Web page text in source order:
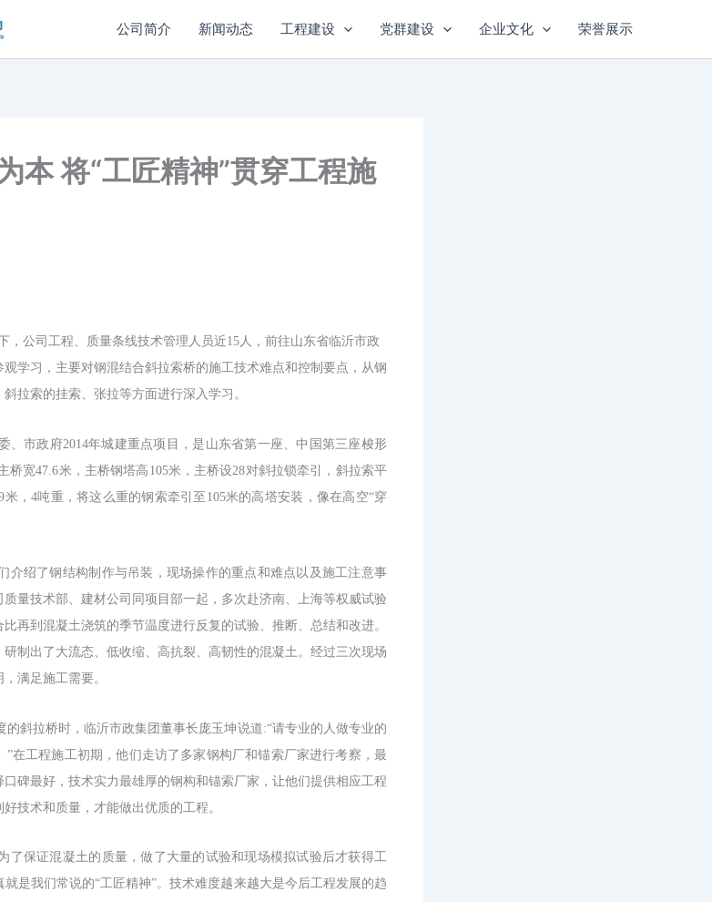
公司简介 新闻动态 工程建设 党群建设 企业文化 荣誉展示
本 将“工匠精神”贯穿工程施
， 公司工程、质量条线技术管理人员近15人， 前往山东省临沂市政
学习
，主要对钢混结合斜拉索桥的施工技术难点和控制要点，从钢
拉索的挂索、张拉等方面进行深入学习。
、市政府2014年城建重点项目，是山东省第一座、中国第三座梭形
桥宽47.6米，主桥钢塔高 105米，主桥设28对斜拉锁牵引，斜拉索平
米，4吨重，将这么重的钢索牵引至 105米的高塔安装，像在高空“穿
介绍了钢结构制作与吊装，现场操作的重点和难点以及施工注意事
量技术部、建材公司同项目部一起，多次赴济南、上海等权威试验
再到混凝土浇筑的季节温度进行反复的试验、推断、总结和改进。
制出了大流态、低收缩、高抗裂、高韧性的混凝土。经过三次现场
满足施工需要。
的斜拉桥时，临沂市政集团董事长庞玉坤说道:“请专业的人做专业的
在工程施工初期，他们走访了多家钢构厂和锚索厂家进行考察，最
碑最好，技术实力最雄厚的钢构和锚索厂家，让他们提供相应工程
技术和质量，才能做出优质的工程。
了保证混凝土的质量，做了大量的试验和现场模拟试验后才获得工
就是我们常说的“工匠精神”。技术难度越来越大是今后工程发展的趋